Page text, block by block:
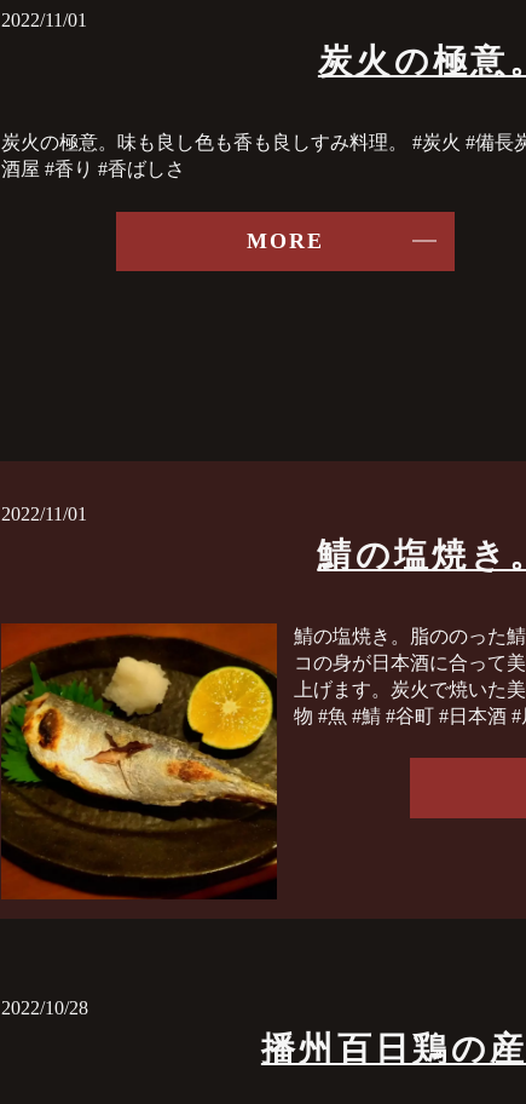
2022/11/01
炭火の極意
炭火の極意。味も良し色も香も良しすみ料理。 #炭火 #備長
酒屋 #香り #香ばしさ
MORE
2022/11/01
鯖の塩焼き
鯖の塩焼き。脂ののった
コの身が日本酒に合って
上げます。炭火で焼いた
物 #魚 #鯖 #谷町 #日本酒
2022/10/28
播州百日鶏の産